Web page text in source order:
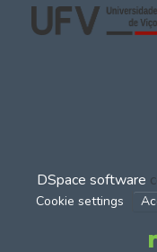
DSpace software
Cookie settings